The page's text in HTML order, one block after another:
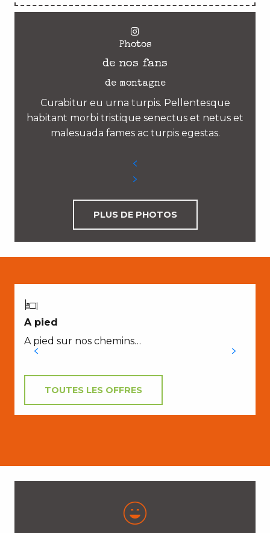
Photos
de nos fans
de montagne
Curabitur eu urna turpis. Pellentesque
habitant morbi tristique senectus et netus et
malesuada fames ac turpis egestas.
PLUS DE PHOTOS
A pied
A pied sur nos chemins…
TOUTES LES OFFRES